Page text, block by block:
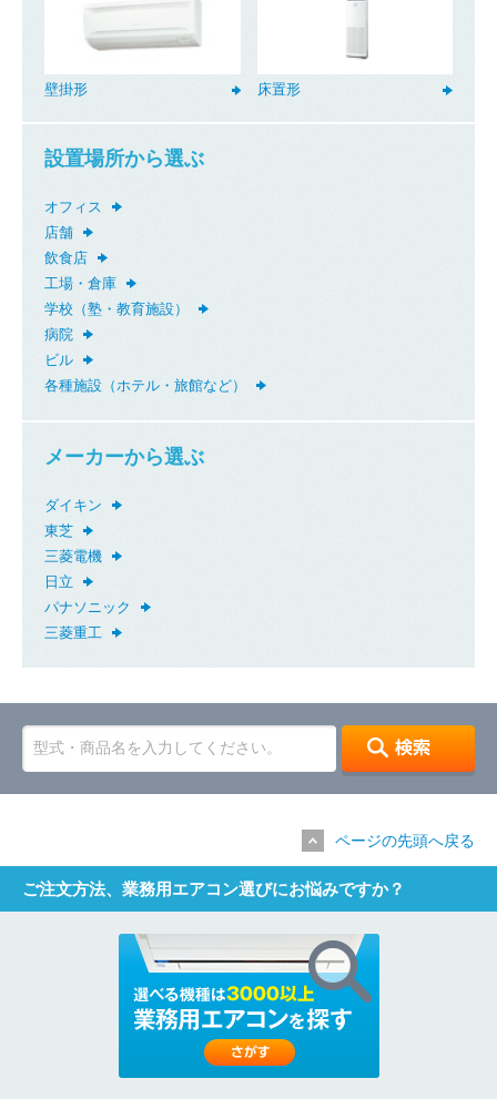
壁掛形 床置形
設置場所から選ぶ
オフィス
店舗
飲食店
工場・倉庫
学校（塾・教育施設）
病院
ビル
各種施設（ホテル・旅館など）
メーカーから選ぶ
ダイキン
東芝
三菱電機
日立
パナソニック
三菱重工
ページの先頭へ戻る
ご注文方法、業務用エアコン選びにお悩みですか？